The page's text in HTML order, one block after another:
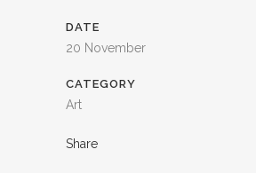
DATE
20 November
CATEGORY
Art
Share